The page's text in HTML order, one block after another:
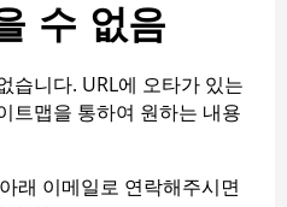
수 없음
습니다. URL에 오타가 있는
트맵을 통하여 원하는 내용
래 이메일로 연락해주시면